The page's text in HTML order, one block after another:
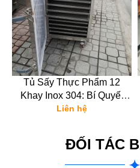
Tủ Sấy Thực Phẩm 12
Khay Inox 304: Bí Quyết
Làm Khô Thực Phẩm Sạch,
Liên hệ
ĐỐI TÁC